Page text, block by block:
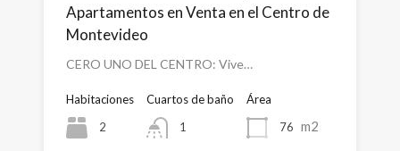
Apartamentos en Venta en el Centro de
Montevideo
CERO UNO DEL CENTRO: Vive…
Habitaciones
2
Cuartos de baño
1
Área
76 m2